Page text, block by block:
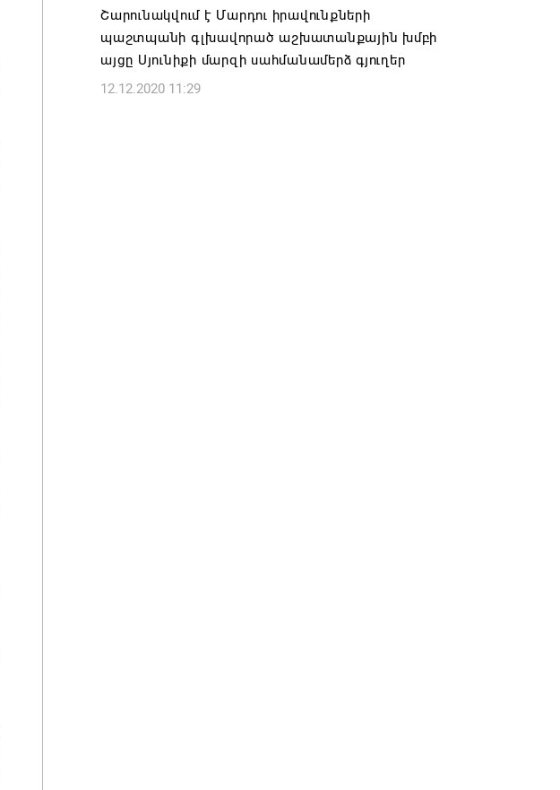
Շարունակվում է Մարդու իրավունքների
պաշտպանի գլխավորած աշխատանքային խմբի
այցը Սյունիքի մարզի սահմանամերձ գյուղեր
12.12.2020 11:29